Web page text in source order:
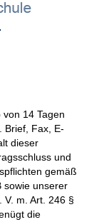
14 Tagen
Brief, Fax, E-
dieser
und
gemäß
sowie unserer
V. m. Art. 246 §
die